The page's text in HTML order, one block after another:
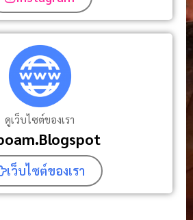
ดูเว็บไซต์ของเรา
เว็บไซต์ของเรา